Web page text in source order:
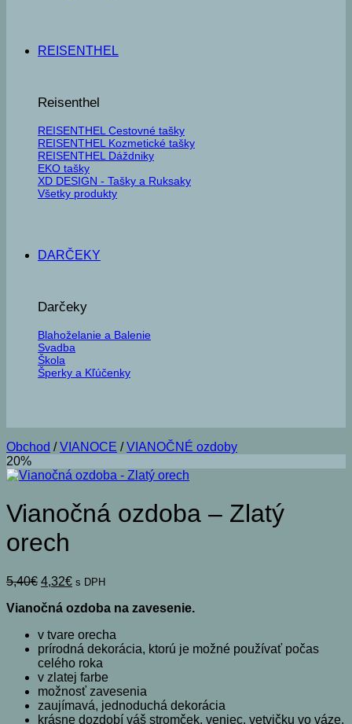
REISENTHEL
Reisenthel
REISENTHEL Cestovné tašky
REISENTHEL Kozmetické tašky
REISENTHEL Dáždniky
EKO tašky
XD DESIGN - Tašky a Ruksaky
Všetky produkty
DARČEKY
Darčeky
Blahoželanie a Balenie
Svadba
Škola
Šperky a Kľúčenky
Obchod / VIANOCE / VIANOČNÉ ozdoby
20%
Vianočná ozdoba – Zlatý
orech
5,40€ Pôvodná
bola:
4,32€Aktuálna
je:
s DPH
Vianočná ozdoba na zavesenie.
v tvare orecha
prírodná dekorácia, ktorú je možné používať počas
celého roka
v zlatej farbe
možnosť zavesenia
zaujímavá, jednoduchá dekorácia
krásne dozdobí váš stromček, veniec, vetvičku vo váze,